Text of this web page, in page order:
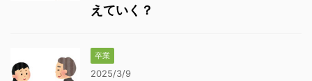
えていく？
卒業
2025/3/9